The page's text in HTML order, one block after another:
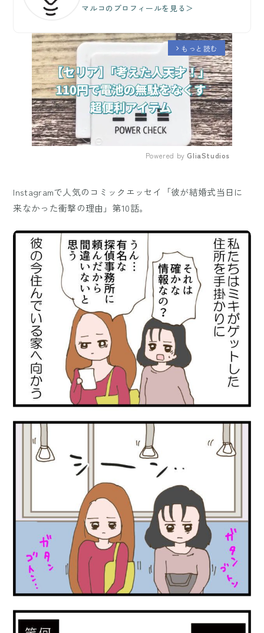
マルコのプロフィールを見る＞
arrow_forward_ios もっと読む
Powered by GliaStudios
Instagramで人気のコミックエッセイ「彼が結婚式当日に
来なかった衝撃の理由」第10話。